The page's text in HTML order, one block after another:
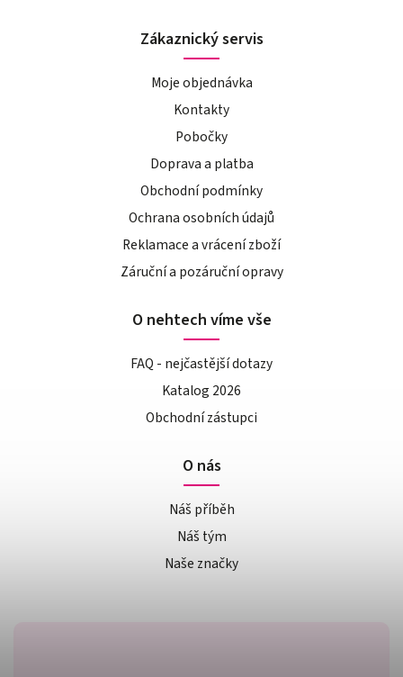
Zákaznický servis
Moje objednávka
Kontakty
Pobočky
Doprava a platba
Obchodní podmínky
Ochrana osobních údajů
Reklamace a vrácení zboží
Záruční a pozáruční opravy
O nehtech víme vše
FAQ - nejčastější dotazy
Katalog 2026
Obchodní zástupci
O nás
Náš příběh
Náš tým
Naše značky